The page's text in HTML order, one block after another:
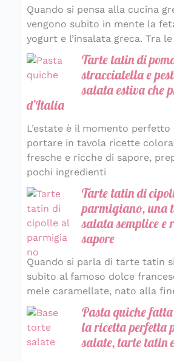
Quando si pensa alla cucina
vengono subito in mente la
yogurt e l’insalata greca. Tra
Tarte tatin di
stracciatella e
salata estiva che
d’Italia
L’estate è il momento perfetto
portare in tavola ricette
fresche e ricche di sapore,
pochi ingredienti
Tarte tatin di
parmigiano, una
salata semplice e
sapore
Quando si parla di tarte tatin
subito al famoso dolce
mele caramellate, nato alla
Pasta quiche
la ricetta perfetta
salate, tarte tatin